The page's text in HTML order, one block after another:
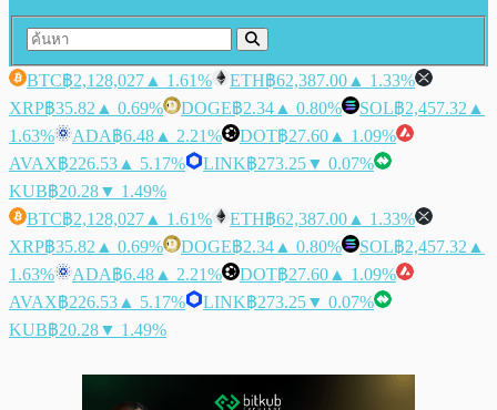
BTC฿2,128,027 ▲ 1.61% ETH฿62,387.00 ▲ 1.33%
XRP฿35.82 ▲ 0.69% DOGE฿2.34 ▲ 0.80% SOL฿2,457.32 ▲
1.63%
ADA฿6.48 ▲ 2.21% DOT฿27.60 ▲ 1.09%
AVAX฿226.53 ▲ 5.17% LINK฿273.25▼ 0.07%
KUB฿20.28▼ 1.49%
BTC฿2,128,027 ▲ 1.61% ETH฿62,387.00 ▲ 1.33%
XRP฿35.82 ▲ 0.69% DOGE฿2.34 ▲ 0.80% SOL฿2,457.32 ▲
1.63%
ADA฿6.48 ▲ 2.21% DOT฿27.60 ▲ 1.09%
AVAX฿226.53 ▲ 5.17% LINK฿273.25▼ 0.07%
KUB฿20.28▼ 1.49%